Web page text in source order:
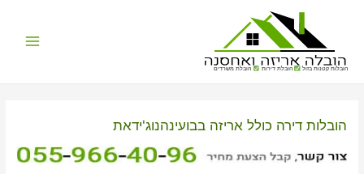
הובלות קטנות בזול הובלת דירות הובלת משרדים
הובלות דירה כולל אריזה בבועינהנוג'ידאת